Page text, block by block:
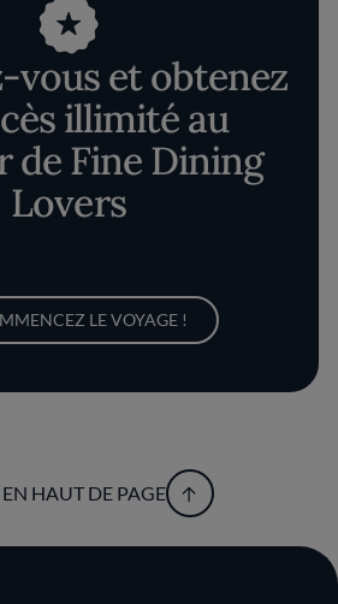
vous et obtenez
illimité au
de Fine Dining
Lovers
LE VOYAGE !
HAUT DE PAGE